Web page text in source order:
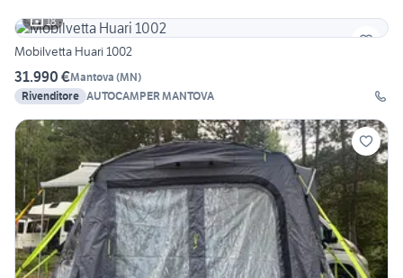
18
Mobilvetta Huari 1002
31.990 €Mantova (MN)
Rivenditore AUTOCAMPER MANTOVA